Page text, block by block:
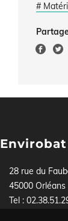
#
28 rue du
45000 Orléans
Tel :